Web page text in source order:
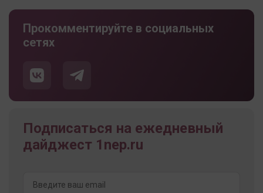
Прокомментируйте в социальных
сетях
Подписаться на ежедневный
дайджест 1nep.ru